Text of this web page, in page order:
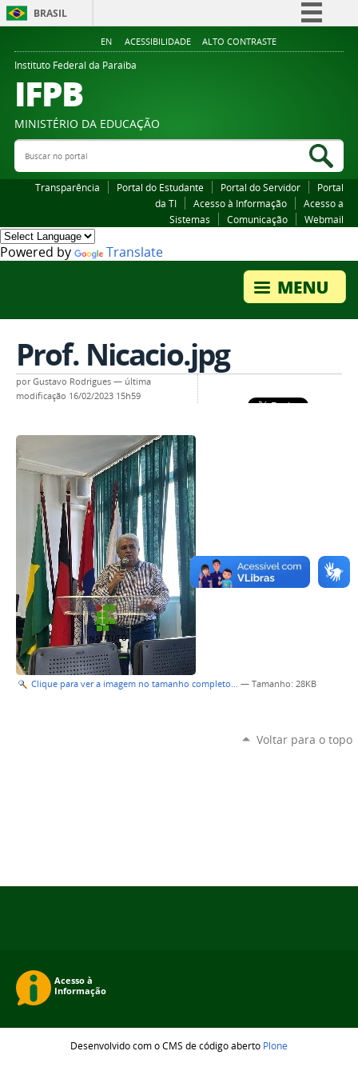
BRASIL
Simplifique!
Legislação
EN ACESSIBILIDADE ALTO CONTRASTE
Instituto Federal da Paraiba
IFPB
MINISTÉRIO DA EDUCAÇÃO
Buscar no portal
Transparência Portal do Estudante Portal do Servidor
Portal
da TI
Acesso à Informação
Acesso a
Sistemas
Comunicação Webmail
Powered by Translate
Prof. Nicacio.jpg
porGustavo Rodrigues — última
modificação 16/02/2023 15h59
Clique para ver a imagem no tamanho completo… — Tamanho: 28KB
Voltar para o topo
Desenvolvido com o CMS de código aberto Plone